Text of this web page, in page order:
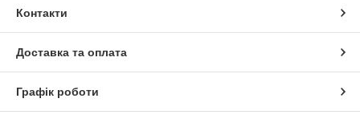
Контакти
Доставка та оплата
Графік роботи